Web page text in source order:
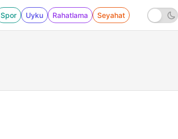
Spor Uyku Rahatlama Seyahat